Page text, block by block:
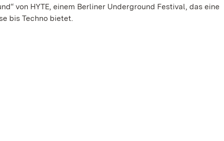
von HYTE, einem Berliner Underground Festival, das eine
bis Techno bietet.